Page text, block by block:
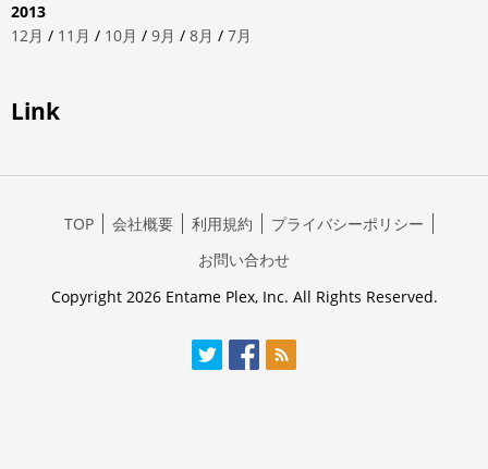
2013
12月 / 11月 / 10月 / 9月 / 8月 / 7月
Link
TOP 会社概要 利用規約
プライバシーポリシー
お問い合わせ
Copyright 2026 Entame Plex, Inc. All Rights Reserved.